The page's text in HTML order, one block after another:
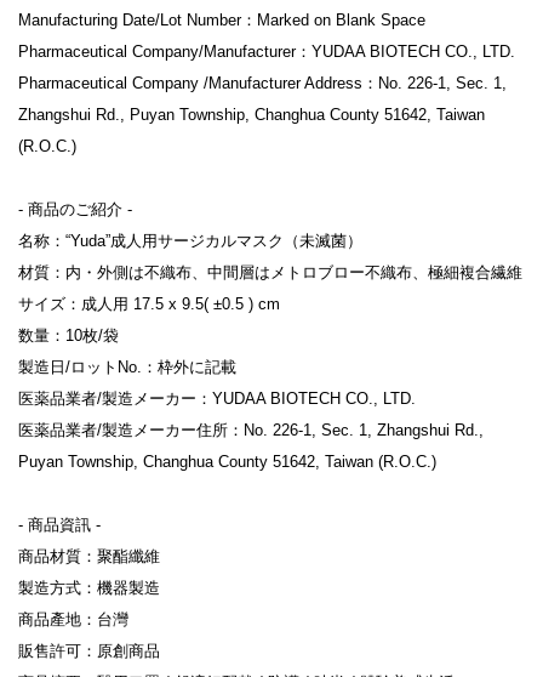
Manufacturing Date/Lot Number：Marked on Blank Space
Pharmaceutical Company/Manufacturer：YUDAA BIOTECH CO., LTD.
Pharmaceutical Company /Manufacturer Address：No. 226-1, Sec. 1,
Zhangshui Rd., Puyan Township, Changhua County 51642, Taiwan
(R.O.C.)
- 商品のご紹介 -
名称：“Yuda”成人用サージカルマスク（未滅菌）
材質：内・外側は不織布、中間層はメトロブロー不織布、極細複合繊維
サイズ：成人用 17.5 x 9.5( ±0.5 ) cm
数量：10枚/袋
製造日/ロットNo.：枠外に記載
医薬品業者/製造メーカー：YUDAA BIOTECH CO., LTD.
医薬品業者/製造メーカー住所：No. 226-1, Sec. 1, Zhangshui Rd.,
Puyan Township, Changhua County 51642, Taiwan (R.O.C.)
- 商品資訊 -
商品材質：聚酯纖維
製造方式：機器製造
商品產地：台灣
販售許可：原創商品